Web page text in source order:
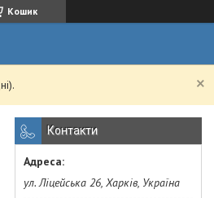
Кошик
Контакти
ул. Ліцейська 26, Харків, Україна